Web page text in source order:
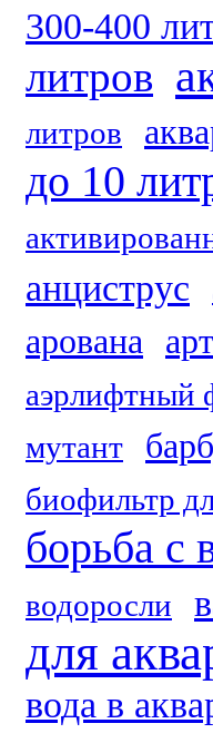
300-400
литров
литров
до 10
анциструс
арована
аэрлифтный
мутант
биофильтр
борьба с
водоросли
для
вода в